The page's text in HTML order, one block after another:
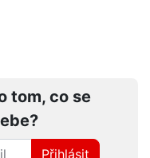
tom, co se
Přihlásit